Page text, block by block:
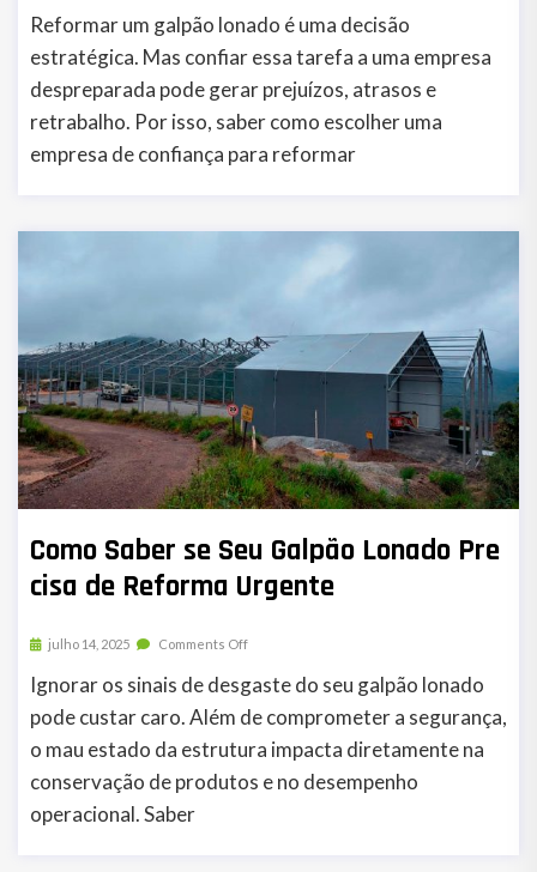
Reformar um galpão lonado é uma decisão
estratégica. Mas confiar essa tarefa a uma empresa
despreparada pode gerar prejuízos, atrasos e
retrabalho. Por isso, saber como escolher uma
empresa de confiança para reformar
Como Saber se Seu Galpão Lonado Pre
cisa de Reforma Urgente
julho 14, 2025 Comments Off
Ignorar os sinais de desgaste do seu galpão lonado
pode custar caro. Além de comprometer a segurança,
o mau estado da estrutura impacta diretamente na
conservação de produtos e no desempenho
operacional. Saber